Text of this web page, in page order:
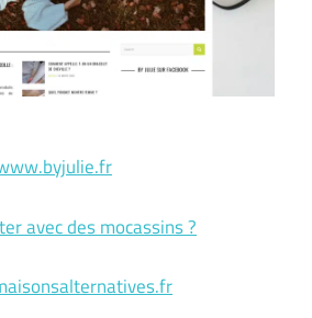
avec des mocassins ?